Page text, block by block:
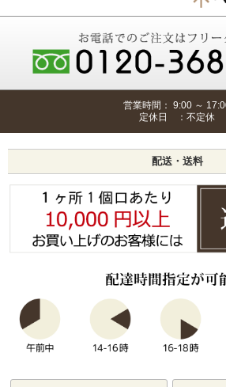
営業時間： 9:00 ～
定休日 ：不定休
配送・送料